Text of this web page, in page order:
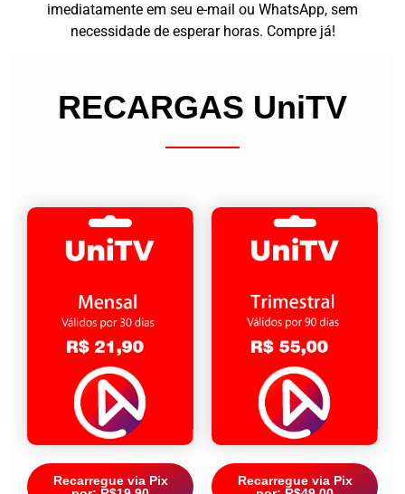
imediatamente em seu e-mail ou WhatsApp, sem
necessidade de esperar horas. Compre já!
RECARGAS UniTV
Recarregue via Pix
Recarregue via Pix